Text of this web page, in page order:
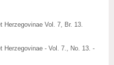
Herzegovinae Vol. 7, Br. 13.
Herzegovinae - Vol. 7., No. 13. -